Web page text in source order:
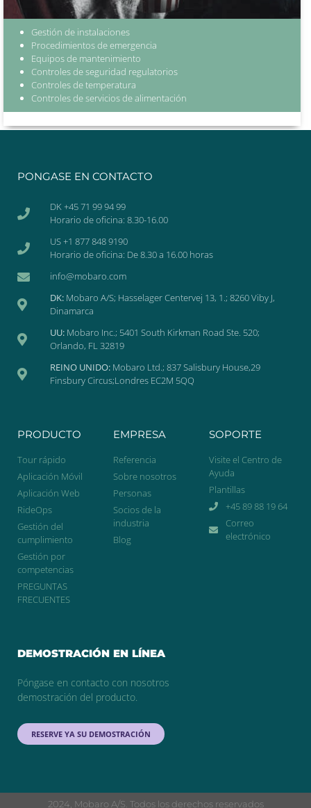
Gestión de instalaciones
Procedimientos de emergencia
Equipos de mantenimiento
Controles de seguridad regulatorios
Controles de temperatura
Controles de servicios de alimentación
PONGASE EN CONTACTO
DK +45 71 99 94 99
Horario de oficina: 8.30-16.00
US +1 877 848 9190
Horario de oficina: De 8.30 a 16.00 horas
info@mobaro.com
DK: Mobaro A/S; Hasselager Centervej 13, 1.; 8260 Viby J,
Dinamarca
UU: Mobaro Inc.; 5401 South Kirkman Road Ste. 520;
Orlando, FL 32819
REINO UNIDO: Mobaro Ltd.; 837 Salisbury House,29
Finsbury Circus;Londres EC2M 5QQ
PRODUCTO
Tour rápido
Aplicación Móvil
Aplicación Web
RideOps
Gestión del
cumplimiento
Gestión por
competencias
PREGUNTAS
FRECUENTES
EMPRESA
Referencia
Sobre nosotros
Personas
Socios de la
industria
Blog
SOPORTE
Visite el Centro de
Ayuda
Plantillas
+45 89 88 19 64
Correo
electrónico
DEMOSTRACIÓN EN LÍNEA
Póngase en contacto con nosotros
demostración del producto.
RESERVE YA SU DEMOSTRACIÓN
2024, Mobaro A/S. Todos los derechos reservados